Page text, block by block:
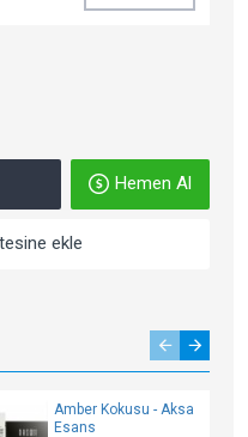
Hemen Al
ekle
Amber Kokusu - Aksa
Esans